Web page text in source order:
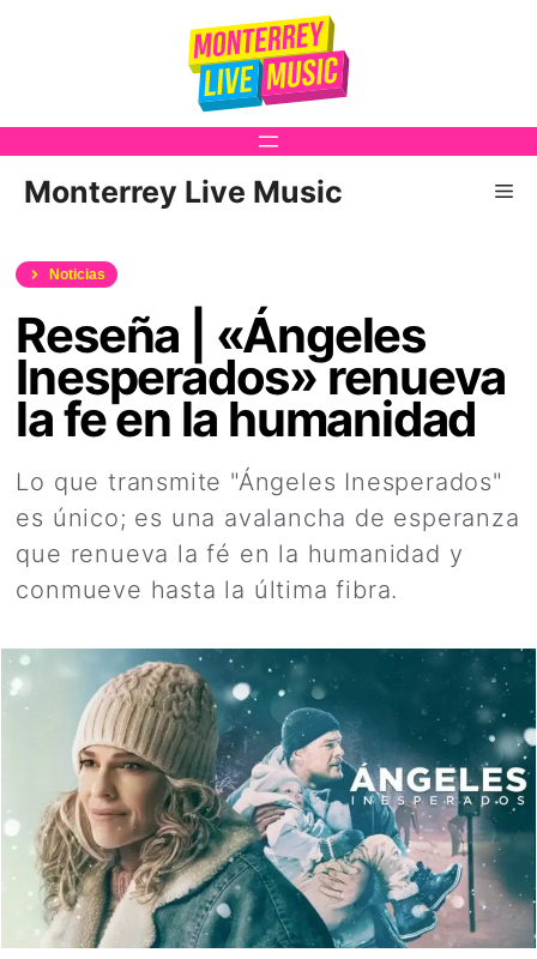
Monterrey Live Music
Noticias
Reseña | «Ángeles
Inesperados» renueva
la fe en la humanidad
Lo que transmite "Ángeles Inesperados"
es único; es una avalancha de esperanza
que renueva la fé en la humanidad y
conmueve hasta la última fibra.